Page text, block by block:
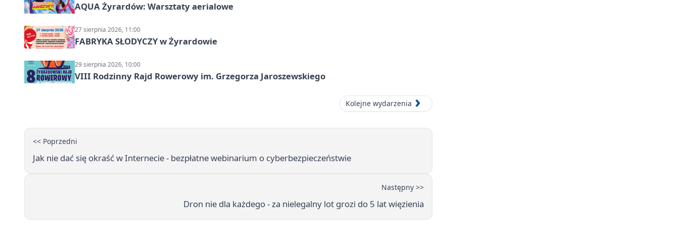
AQUA Żyrardów: Warsztaty aerialowe
27 sierpnia 2026, 11:00
FABRYKA SŁODYCZY w Żyrardowie
29 sierpnia 2026, 10:00
VIII Rodzinny Rajd Rowerowy im. Grzegorza Jaroszewskiego
Kolejne wydarzenia
<< Poprzedni
Jak nie dać się okraść w Internecie - bezpłatne webinarium o cyberbezpieczeństwie
Następny >>
Dron nie dla każdego - za nielegalny lot grozi do 5 lat więzienia